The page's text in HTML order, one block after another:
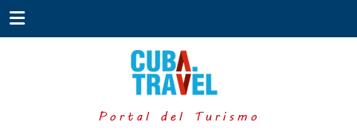
Portal del Turismo